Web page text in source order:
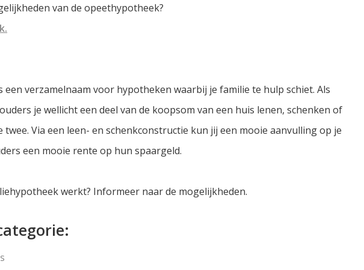
van de opeethypotheek?
een verzamelnaam voor hypotheken waarbij je familie te hulp schiet. Als
je wellicht een deel van de koopsom van een huis lenen, schenken of
twee. Via een leen- en schenkconstructie kun jij een mooie aanvulling op je
een mooie rente op hun spaargeld.
werkt? Informeer naar de mogelijkheden.